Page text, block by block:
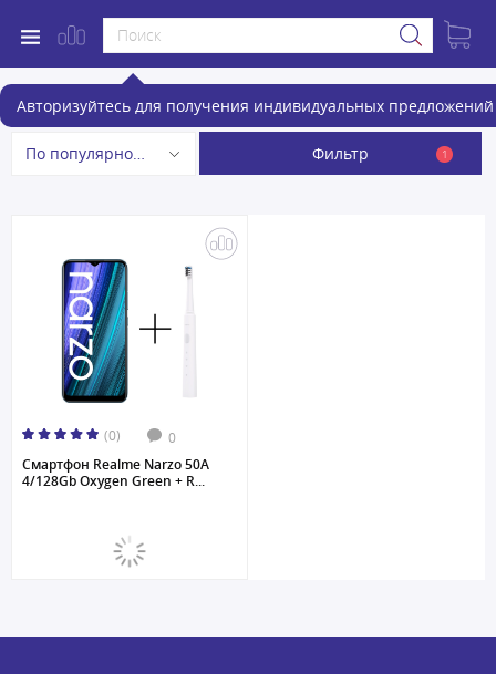
Авторизуйтесь для получения индивидуальных предложений
Смартфоны Realme
По популярности Фильтр 1
(0) 0
Смартфон Realme Narzo 50A
4/128Gb Oxygen Green + R...